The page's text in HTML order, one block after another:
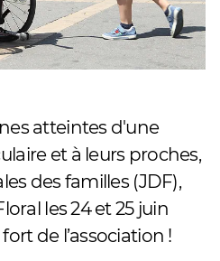
atteintes d'une
et à leurs proches,
des familles (JDF),
les 24 et 25 juin
de l’association !